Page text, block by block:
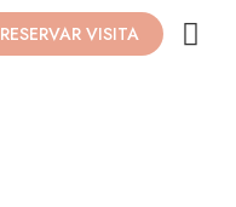
RESERVAR VISITA